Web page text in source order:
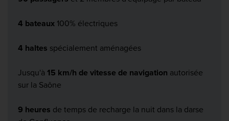
4 bateaux 100% électriques
4 haltes spécialement aménagées
Jusqu'à 15 km/h de vitesse de navigation autorisée
sur la Saône
9 heures de temps de recharge la nuit dans la darse